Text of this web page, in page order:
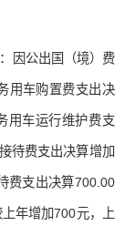
因公出国（境）费
用车购置费支出决
用车运行维护费支
待费支出决算增加
费支出决算700.00
年增加700元，上